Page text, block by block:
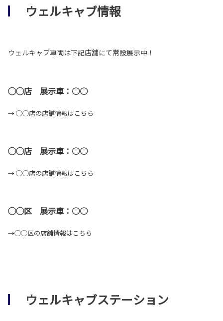
ウェルキャブ情報
ウェルキャブ車両は下記店舗にて常設展示中！
◯◯店 展示車：○○
→ ◯◯店の店舗情報はこちら
◯◯店 展示車：○○
→ ◯◯店の店舗情報はこちら
◯◯区 展示車：○○
→◯◯区の店舗情報はこちら
ウェルキャブステーション